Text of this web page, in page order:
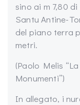
sino ai m 7,80
Santu Antine-
del piano terra
metri.
(Paolo Melis
Monumenti”)
In allegato, i